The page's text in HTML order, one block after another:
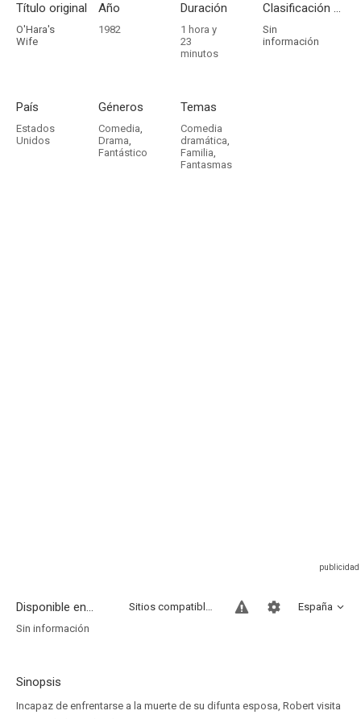
Título original
O'Hara's
Wife
Año
1982
Duración
1 hora y
23
minutos
Clasificación por edades
Sin
información
País
Estados
Unidos
Géneros
Comedia,
Drama,
Fantástico
Temas
Comedia
dramática,
Familia,
Fantasmas
Disponible en... España
Sitios compatibles
Sin información
Sinopsis
Incapaz de enfrentarse a la muerte de su difunta esposa, Robert visita